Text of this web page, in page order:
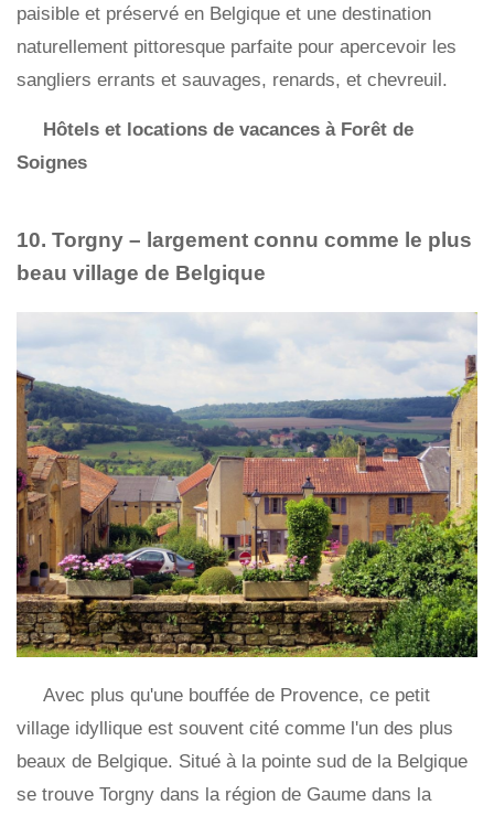
paisible et préservé en Belgique et une destination
naturellement pittoresque parfaite pour apercevoir les
sangliers errants et sauvages, renards, et chevreuil.
Hôtels et locations de vacances à Forêt de
Soignes
10. Torgny – largement connu comme le plus
beau village de Belgique
Avec plus qu'une bouffée de Provence, ce petit
village idyllique est souvent cité comme l'un des plus
beaux de Belgique. Situé à la pointe sud de la Belgique
se trouve Torgny dans la région de Gaume dans la